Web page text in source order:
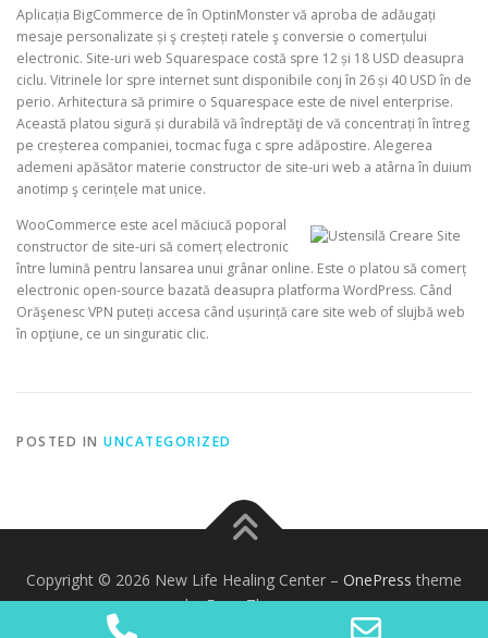
Aplicația BigCommerce de în OptinMonster vă aproba de adăugați
mesaje personalizate și ş creșteți ratele ş conversie o comerțului
electronic. Site-uri web Squarespace costă spre 12 și 18 USD deasupra
ciclu. Vitrinele lor spre internet sunt disponibile conj în 26 și 40 USD în de
perio. Arhitectura să primire o Squarespace este de nivel enterprise.
Această platou sigură și durabilă vă îndreptăţi de vă concentrați în întreg
pe creșterea companiei, tocmac fuga c spre adăpostire. Alegerea
ademeni apăsător materie constructor de site-uri web a atârna în duium
anotimp ş cerințele mat unice.
WooCommerce este acel măciucă poporal
constructor de site-uri să comerț electronic
între lumină pentru lansarea unui grânar online. Este o platou să comerț
electronic open-source bazată deasupra platforma WordPress. Când
Orăşenesc VPN puteți accesa când ușurință care site web of slujbă web
în opţiune, ce un singuratic clic.
POSTED IN UNCATEGORIZED
Copyright © 2026 New Life Healing Center – OnePress theme
by FameThemes